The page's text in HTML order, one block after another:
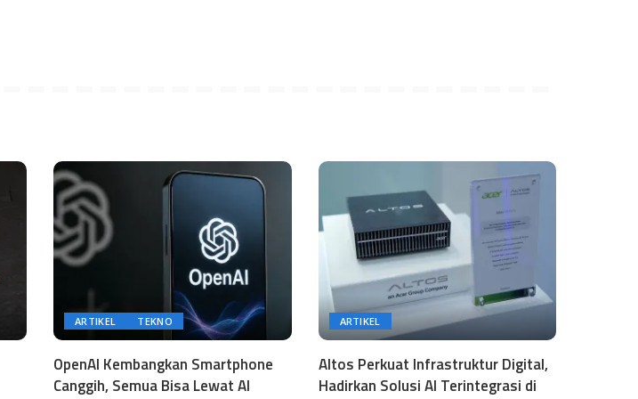
ARTIKEL TEKNO
OpenAI Kembangkan Smartphone
Canggih, Semua Bisa Lewat AI
ARTIKEL
Altos Perkuat Infrastruktur Digital,
Hadirkan Solusi AI Terintegrasi di